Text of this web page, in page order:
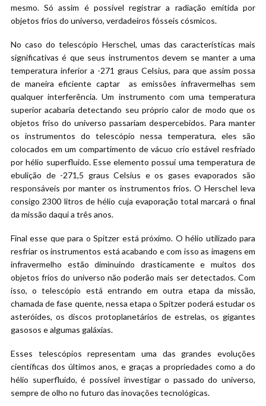
mesmo. Só assim é possível registrar a radiação emitida por
objetos frios do universo, verdadeiros fósseis cósmicos.
No caso do telescópio Herschel, umas das características mais
significativas é que seus instrumentos devem se manter a uma
temperatura inferior a -271 graus Celsius, para que assim possa
de maneira eficiente captar as emissões infravermelhas sem
qualquer interferência. Um instrumento com uma temperatura
superior acabaria detectando seu próprio calor de modo que os
objetos friso do universo passariam despercebidos. Para manter
os instrumentos do telescópio nessa temperatura, eles são
colocados em um compartimento de vácuo crio estável resfriado
por hélio superfluido. Esse elemento possui uma temperatura de
ebulição de -271,5 graus Celsius e os gases evaporados são
responsáveis por manter os instrumentos frios. O Herschel leva
consigo 2300 litros de hélio cuja evaporação total marcará o final
da missão daqui a três anos.
Final esse que para o Spitzer está próximo. O hélio utilizado para
resfriar os instrumentos está acabando e com isso as imagens em
infravermelho estão diminuindo drasticamente e muitos dos
objetos frios do universo não poderão mais ser detectados. Com
isso, o telescópio está entrando em outra etapa da missão,
chamada de fase quente, nessa etapa o Spitzer poderá estudar os
asteróides, os discos protoplanetários de estrelas, os gigantes
gasosos e algumas galáxias.
Esses telescópios representam uma das grandes evoluções
científicas dos últimos anos, e graças a propriedades como a do
hélio superfluido, é possível investigar o passado do universo,
sempre de olho no futuro das inovações tecnológicas.